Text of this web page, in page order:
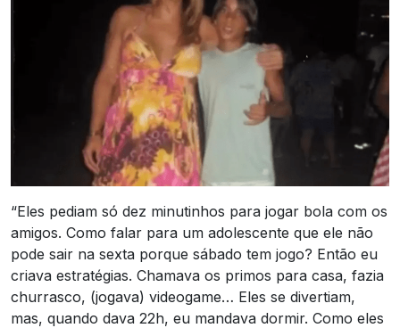
“Eles pediam só dez minutinhos para jogar bola com os
amigos. Como falar para um adolescente que ele não
pode sair na sexta porque sábado tem jogo? Então eu
criava estratégias. Chamava os primos para casa, fazia
churrasco, (jogava) videogame… Eles se divertiam,
mas, quando dava 22h, eu mandava dormir. Como eles